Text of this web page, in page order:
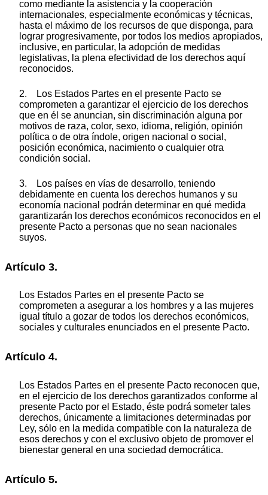
como mediante la asistencia y la cooperación
internacionales, especialmente económicas y técnicas,
hasta el máximo de los recursos de que disponga, para
lograr progresivamente, por todos los medios apropiados,
inclusive, en particular, la adopción de medidas
legislativas, la plena efectividad de los derechos aquí
reconocidos.
2. Los Estados Partes en el presente Pacto se
comprometen a garantizar el ejercicio de los derechos
que en él se anuncian, sin discriminación alguna por
motivos de raza, color, sexo, idioma, religión, opinión
política o de otra índole, origen nacional o social,
posición económica, nacimiento o cualquier otra
condición social.
3. Los países en vías de desarrollo, teniendo
debidamente en cuenta los derechos humanos y su
economía nacional podrán determinar en qué medida
garantizarán los derechos económicos reconocidos en el
presente Pacto a personas que no sean nacionales
suyos.
Artículo 3.
Los Estados Partes en el presente Pacto se
comprometen a asegurar a los hombres y a las mujeres
igual título a gozar de todos los derechos económicos,
sociales y culturales enunciados en el presente Pacto.
Artículo 4.
Los Estados Partes en el presente Pacto reconocen que,
en el ejercicio de los derechos garantizados conforme al
presente Pacto por el Estado, éste podrá someter tales
derechos, únicamente a limitaciones determinadas por
Ley, sólo en la medida compatible con la naturaleza de
esos derechos y con el exclusivo objeto de promover el
bienestar general en una sociedad democrática.
Artículo 5.